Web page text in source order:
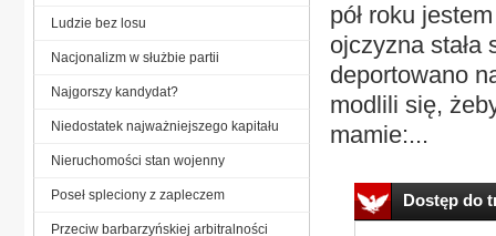
pół roku
ojczyzna stała
deportowano
modlili się,
mamie:...
Dostęp do
Ludzie bez losu
Nacjonalizm w służbie partii
Najgorszy kandydat?
Niedostatek najważniejszego kapitału
Nieruchomości stan wojenny
Poseł spleciony z zapleczem
Przeciw barbarzyńskiej arbitralności